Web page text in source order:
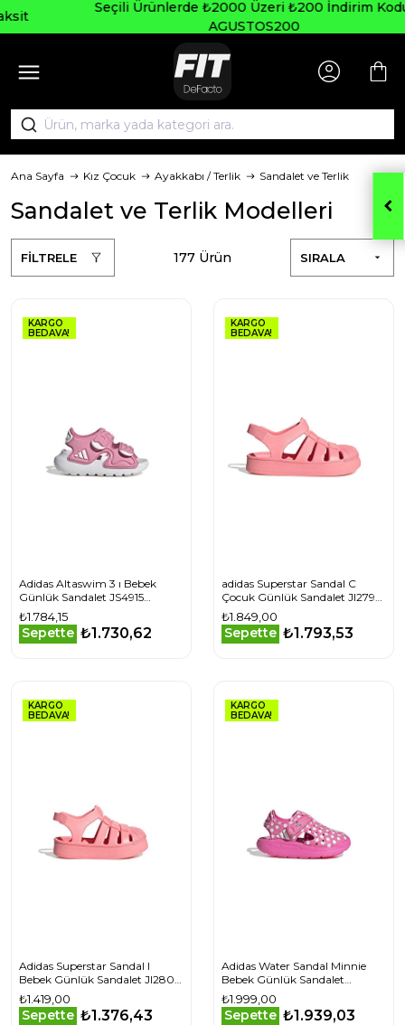
Seçili Ürünlerde ₺2000 Üzeri ₺200 İndirim Kodu:
AGUSTOS200
Ana Sayfa Kız Çocuk Ayakkabı / Terlik Sandalet ve Terlik
Sandalet ve Terlik Modelleri
FİLTRELE SIRALA
177 Ürün
KARGO
BEDAVA!
Adidas Altaswim 3 ı Bebek
Günlük Sandalet JS4915
Pembe
₺1.784,15
Sepette ₺1.730,62
KARGO
BEDAVA!
adidas Superstar Sandal C
Çocuk Günlük Sandalet JI2799
Pembe
₺1.849,00
Sepette ₺1.793,53
KARGO
BEDAVA!
Adidas Superstar Sandal I
Bebek Günlük Sandalet JI2805
Beyaz
₺1.419,00
Sepette ₺1.376,43
KARGO
BEDAVA!
Adidas Water Sandal Minnie
Bebek Günlük Sandalet
JQ4400 Pembe
₺1.999,00
Sepette ₺1.939,03